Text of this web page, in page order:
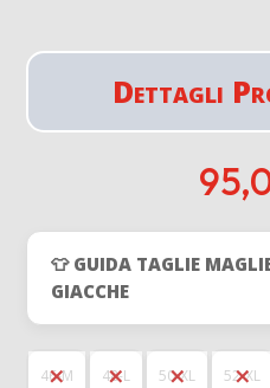
Dettagli
👕 GUIDA TAGLIE
GIACCHE
46-M 48-L 50-XL 52-XL